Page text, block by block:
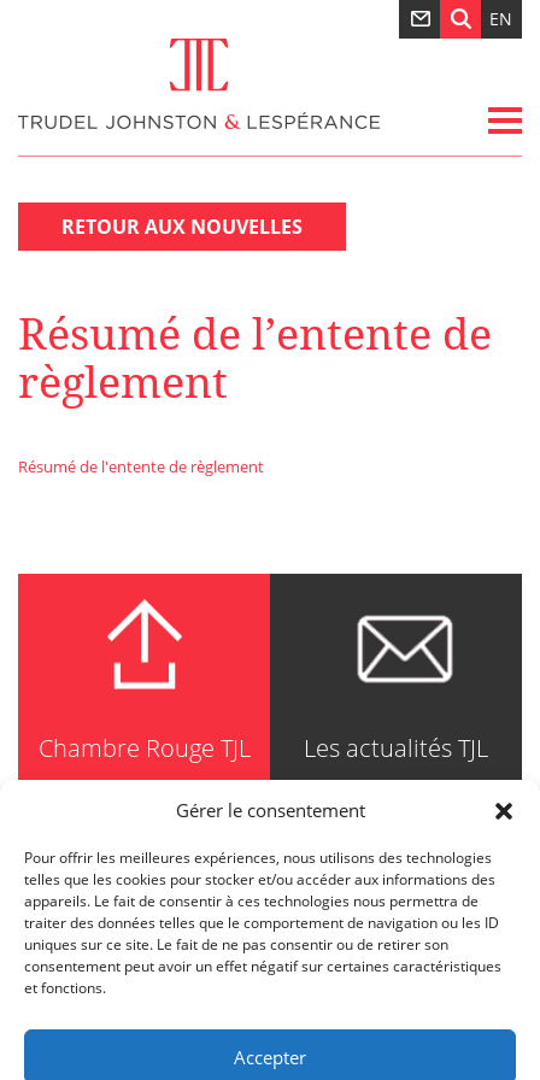
Gérer le consentement
Pour offrir les meilleures expériences, nous utilisons des technologies
telles que les cookies pour stocker et/ou accéder aux informations des
appareils. Le fait de consentir à ces technologies nous permettra de
traiter des données telles que le comportement de navigation ou les ID
uniques sur ce site. Le fait de ne pas consentir ou de retirer son
consentement peut avoir un effet négatif sur certaines caractéristiques
et fonctions.
Accepter
EN
RETOUR AUX NOUVELLES
Résumé de l’entente de
règlement
Résumé de l'entente de règlement
Chambre Rouge TJL Les actualités TJL
TRUDEL JOHNSTON & LESPÉRANCE
Avocats / Barristers & Solicitors
750, Côte de la Place d'Armes, Suite 90
Montréal (Quebec) H2Y 2X8
T514 871-8385
1-844-588-8385
info@tjl.quebec